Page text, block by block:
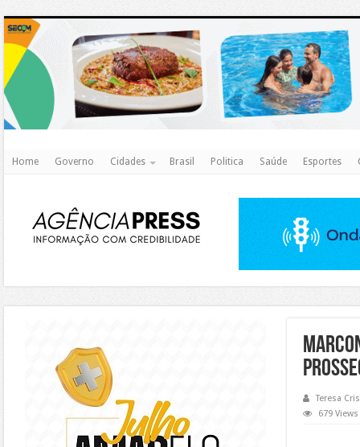
Home Governo Cidades Brasil Politica Saúde Esportes
Teresa
679 Views